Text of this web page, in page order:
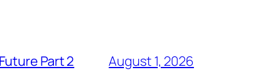
Part 2 August 1, 2026